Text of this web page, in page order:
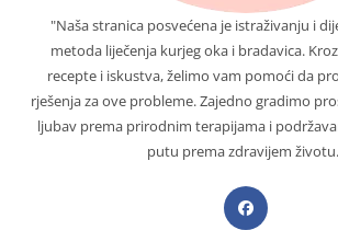
"Naša stranica posvećena je istraživanju i
metoda liječenja kurjeg oka i bradavica.
recepte i iskustva, želimo vam pomoći da
rješenja za ove probleme. Zajedno gradimo
ljubav prema prirodnim terapijama i
putu prema zdravijem
Opens